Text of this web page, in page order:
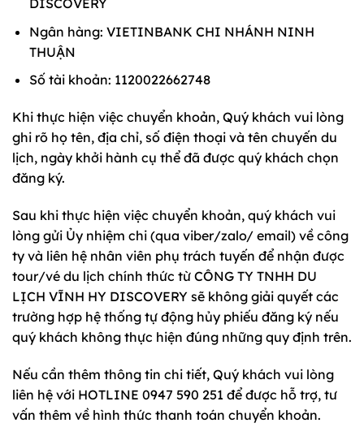
Ngân hàng: VIETINBANK CHI NHÁNH NINH
THUẬN
Số tài khoản: 1120022662748
Khi thực hiện việc chuyển khoản, Quý khách vui lòng
ghi rõ họ tên, địa chỉ, số điện thoại và tên chuyến du
lịch, ngày khởi hành cụ thể đã được quý khách chọn
đăng ký.
Sau khi thực hiện việc chuyển khoản, quý khách vui
lòng gửi Ủy nhiệm chi (qua viber/zalo/ email) về công
ty và liên hệ nhân viên phụ trách tuyến để nhận được
tour/vé du lịch chính thức từ CÔNG TY TNHH DU
LỊCH VĨNH HY DISCOVERY sẽ không giải quyết các
trường hợp hệ thống tự động hủy phiếu đăng ký nếu
quý khách không thực hiện đúng những quy định trên.
Nếu cần thêm thông tin chi tiết, Quý khách vui lòng
liên hệ với HOTLINE 0947 590 251 để được hỗ trợ, tư
vấn thêm về hình thức thanh toán chuyển khoản.